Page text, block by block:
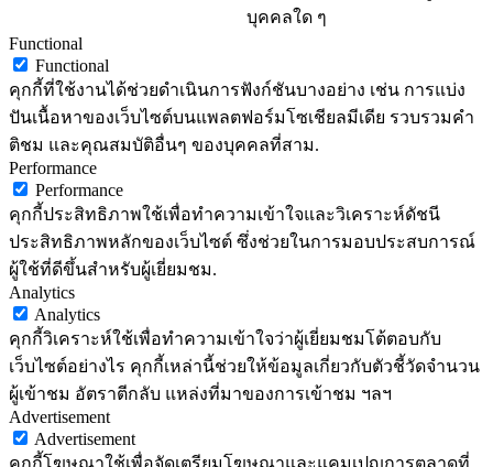
บุคคลใด ๆ
Functional
Functional
คุกกี้ที่ใช้งานได้ช่วยดำเนินการฟังก์ชันบางอย่าง เช่น การแบ่ง
ปันเนื้อหาของเว็บไซต์บนแพลตฟอร์มโซเชียลมีเดีย รวบรวมคำ
ติชม และคุณสมบัติอื่นๆ ของบุคคลที่สาม.
Performance
Performance
คุกกี้ประสิทธิภาพใช้เพื่อทำความเข้าใจและวิเคราะห์ดัชนี
ประสิทธิภาพหลักของเว็บไซต์ ซึ่งช่วยในการมอบประสบการณ์
ผู้ใช้ที่ดีขึ้นสำหรับผู้เยี่ยมชม.
Analytics
Analytics
คุกกี้วิเคราะห์ใช้เพื่อทำความเข้าใจว่าผู้เยี่ยมชมโต้ตอบกับ
เว็บไซต์อย่างไร คุกกี้เหล่านี้ช่วยให้ข้อมูลเกี่ยวกับตัวชี้วัดจำนวน
ผู้เข้าชม อัตราตีกลับ แหล่งที่มาของการเข้าชม ฯลฯ
Advertisement
Advertisement
คุกกี้โฆษณาใช้เพื่อจัดเตรียมโฆษณาและแคมเปญการตลาดที่